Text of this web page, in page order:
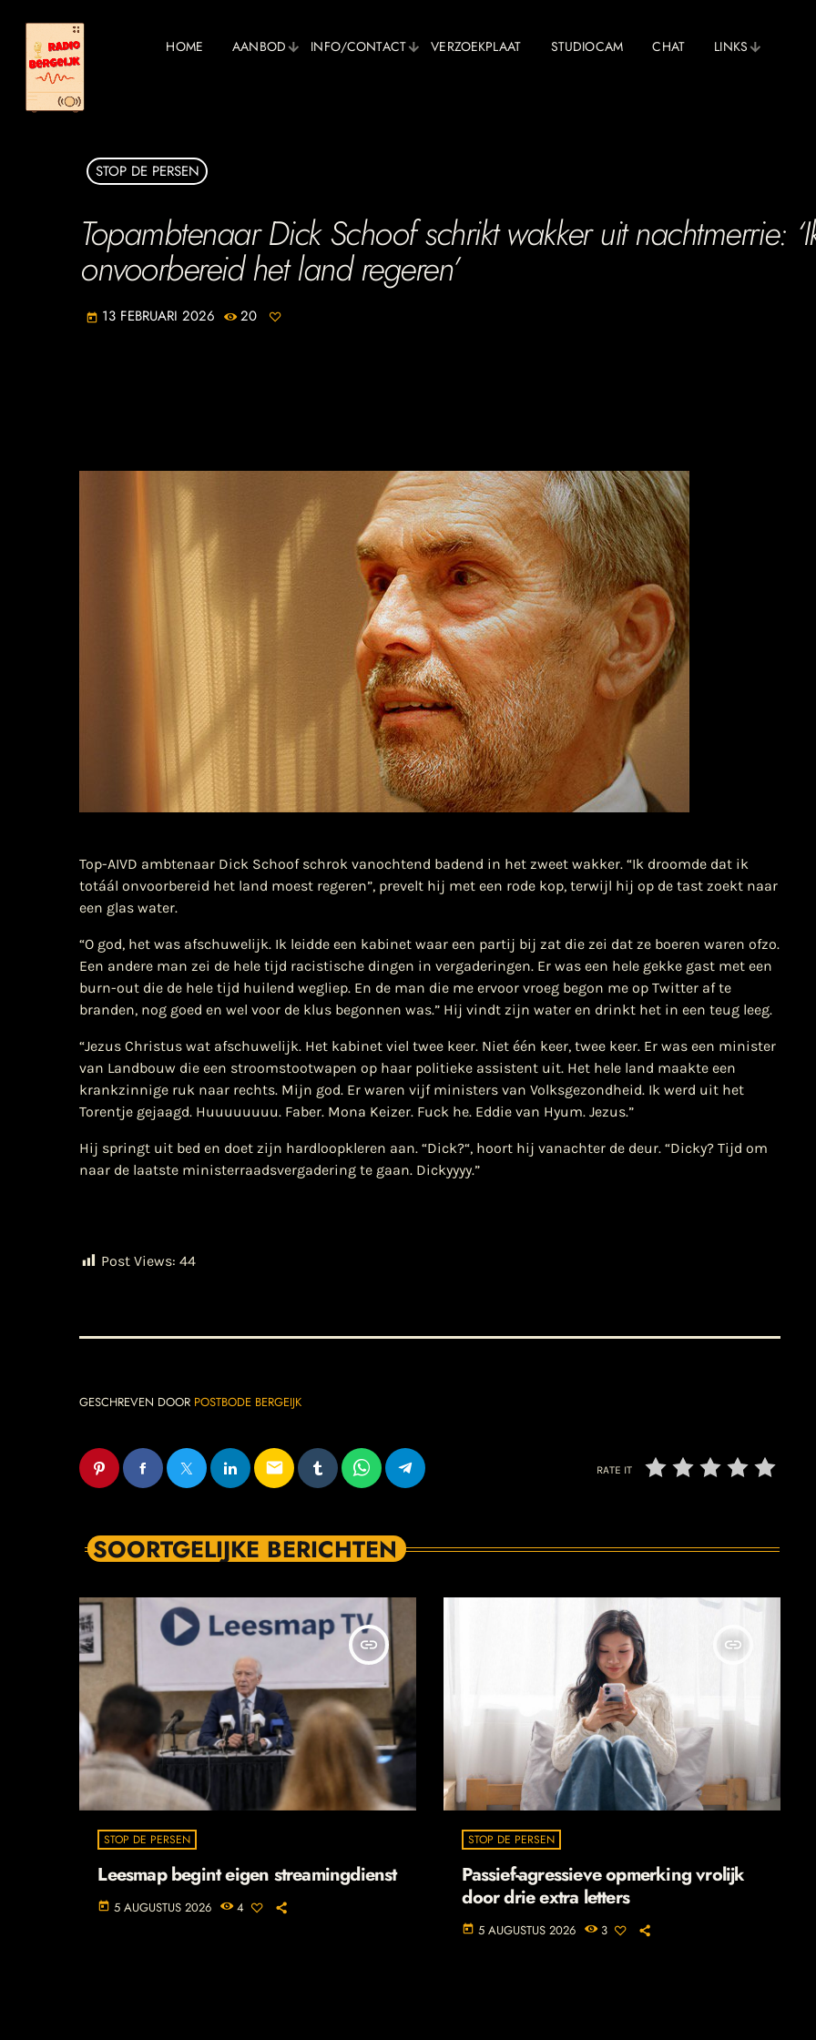
HOME AANBOD INFO/CONTACT VERZOEKPLAAT STUDIOCAM CHAT LINKS
STOP DE PERSEN
​Topambtenaar Dick Schoof schrikt wakker uit nachtmerrie:
onvoorbereid het land regeren’
today 13 FEBRUARI 2026 20
Top-AIVD ambtenaar Dick Schoof schrok vanochtend badend in het zweet wakker. “Ik droomde dat ik
totáál onvoorbereid het land moest regeren”, prevelt hij met een rode kop, terwijl hij op de tast zoekt naar
een glas water.
“O god, het was afschuwelijk. Ik leidde een kabinet waar een partij bij zat die zei dat ze boeren waren ofzo.
Een andere man zei de hele tijd racistische dingen in vergaderingen. Er was een hele gekke gast met een
burn-out die de hele tijd huilend wegliep. En de man die me ervoor vroeg begon me op Twitter af te
branden, nog goed en wel voor de klus begonnen was.” Hij vindt zijn water en drinkt het in een teug leeg.
“Jezus Christus wat afschuwelijk. Het kabinet viel twee keer. Niet één keer, twee keer. Er was een minister
van Landbouw die een stroomstootwapen op haar politieke assistent uit. Het hele land maakte een
krankzinnige ruk naar rechts. Mijn god. Er waren vijf ministers van Volksgezondheid. Ik werd uit het
Torentje gejaagd. Huuuuuuuu. Faber. Mona Keizer. Fuck he. Eddie van Hyum. Jezus.”
Hij springt uit bed en doet zijn hardloopkleren aan. “Dick?“, hoort hij vanachter de deur. “Dicky? Tijd om
naar de laatste ministerraadsvergadering te gaan. Dickyyyy.”
Post Views: 44
GESCHREVEN DOOR POSTBODE BERGEIJK
email RATE IT
SOORTGELIJKE BERICHTEN
insert_link
STOP DE PERSEN
Leesmap begint eigen streamingdienst
today 5 AUGUSTUS 2026 4
insert_link
STOP DE PERSEN
Passief-agressieve opmerking vrolijk
door drie extra letters
today 5 AUGUSTUS 2026 3